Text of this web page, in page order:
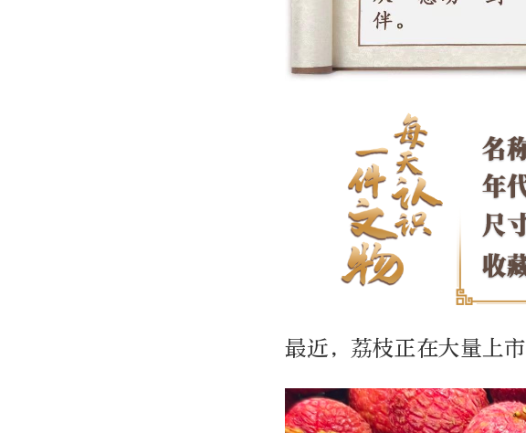
最近，荔枝正在大量上市